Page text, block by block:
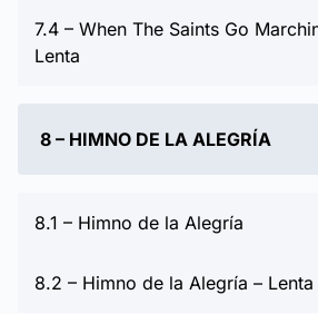
7.4 – When The Saints Go
Lenta
8 – HIMNO DE LA ALEGRÍA
8.1 – Himno de la Alegría
8.2 – Himno de la Alegría – Lenta